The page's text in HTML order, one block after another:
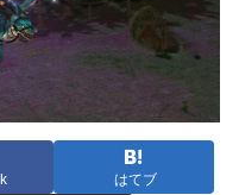
はてブ